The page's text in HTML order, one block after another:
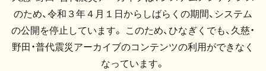
のため、令和３年４月１日からしばらくの期間、システム
の公開を停止しています。 このため、ひなぎくでも、久慈・
野田・普代震災アーカイブのコンテンツの利用ができなく
なっています。